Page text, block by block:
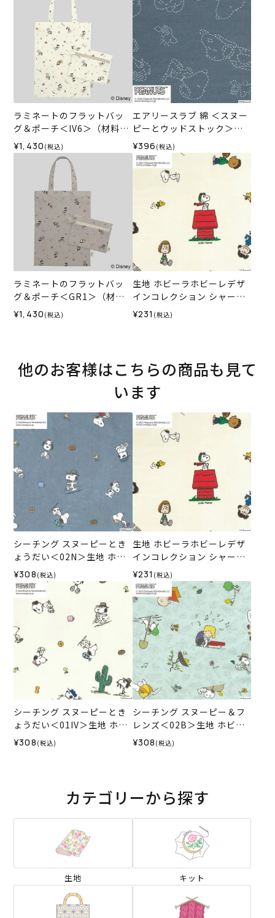
ラミネートのフラットバッ
グ＆ポーチ＜IV6＞（材料セ
ット）
¥1,430 (税込)
エアリースラブ 綿 ＜スヌー
ピーとウッドストック＞＜0
1B＞生地 ホビーラホビーレ
デザインコレクション
¥396 (税込)
ラミネートのフラットバッ
グ＆ポーチ＜GR1＞（材料
セット）
¥1,430 (税込)
生地 ホビーラホビーレデザ
インコレクション シャーチ
ング スヌーピーと友達＜01I
¥231 (税込)
他のお客様はこちらの商品も見て
います
シーチング スヌーピーとき
ょうだい＜02N＞生地 ホビ
ーラホビーレデザインコレ
クション
¥308 (税込)
生地 ホビーラホビーレデザ
インコレクション シャーチ
ング スヌーピーと友達＜01I
V＞
¥231 (税込)
シーチング スヌーピーとき
ょうだい＜01IV＞生地 ホビ
ーラホビーレデザインコレ
クション
¥308 (税込)
シーチング スヌーピー＆フ
レンズ＜02B＞生地 ホビー
ラホビーレデザインコレク
ション
¥308 (税込)
カテゴリーから探す
生地 キット